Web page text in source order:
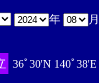
年 月
36ﾟ30'N 140ﾟ38'E